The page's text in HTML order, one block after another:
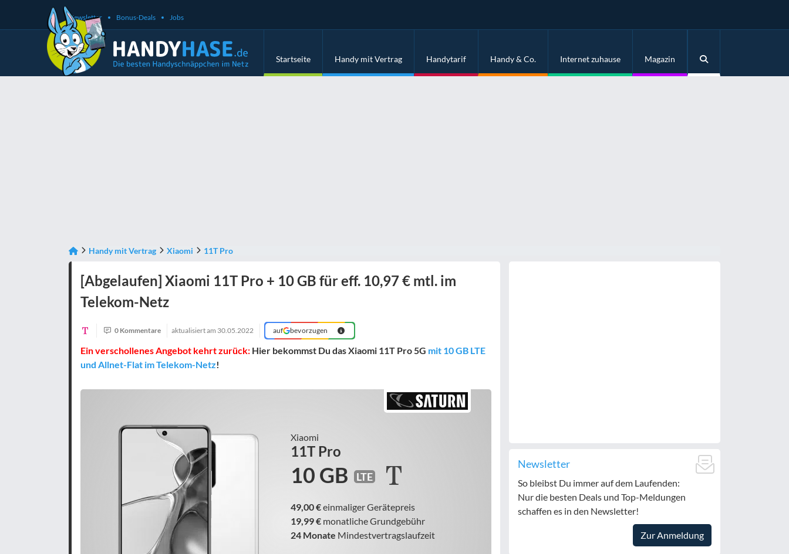
Newsletter Bonus-Deals Jobs
Startseite Handy mit Vertrag Handytarif Handy & Co. Internet zuhause Magazin
Handy mit Vertrag Xiaomi 11T Pro
[Abgelaufen] Xiaomi 11T Pro + 10 GB für eff. 10,97 € mtl. im
Telekom-Netz
0 Kommentare aktualisiert am 30.05.2022 auf bevorzugen
Ein verschollenes Angebot kehrt zurück: Hier bekommst Du das Xiaomi 11T Pro 5G mit 10 GB LTE
und Allnet-Flat im Telekom-Netz!
Xiaomi
11T Pro
10 GB LTE
49,00 €einmaliger Gerätepreis
19,99 € monatliche Grundgebühr
24 Monate Mindestvertragslaufzeit
Newsletter
So bleibst Du immer auf dem Laufenden:
Nur die besten Deals und Top-Meldungen
schaffen es in den Newsletter!
Zur Anmeldung